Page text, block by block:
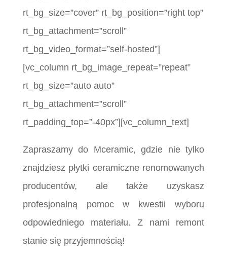
rt_bg_size=”cover” rt_bg_position=”right top”
rt_bg_attachment=”scroll”
rt_bg_video_format=”self-hosted”]
[vc_column rt_bg_image_repeat=”repeat”
rt_bg_size=”auto auto”
rt_bg_attachment=”scroll”
rt_padding_top=”-40px”][vc_column_text]
Zapraszamy do Mceramic, gdzie nie tylko
znajdziesz płytki ceramiczne renomowanych
producentów, ale także uzyskasz
profesjonalną pomoc w kwestii wyboru
odpowiedniego materiału. Z nami remont
stanie się przyjemnością!